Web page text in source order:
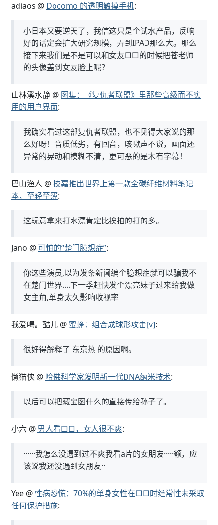
adiaos @ Docomo 的透明触摸手机:
小日本又要逆天了，我信这只是个试水产品，反响
好的话定会扩大研究规模，弄到IPAD那么大。那么
接下来我们是不是可以和女友□□的时候把苍老师
的头像盖到女友脸上呢？
山林溪水静 @ 图集：《复仇者联盟》里那些高级而不实
用的用户界面:
我确实看过这部复仇者联盟，也不见得大家说的那
么好呀！音质低劣，有回音，咳嗽声不说，画面还
异常的晃动和模糊不清，更可恶的是木有字幕！
巴山渔人 @技嘉推出世界上第一款全碳纤维材料笔记
本，至轻至薄:
这玩意拿来打水漂肯定比挨拍的打的多。
Jano @ 可怕的“楚门臆想症”:
你这些演员,以为发条新闻编个臆想症就可以骗我不
在楚门世界....下一季赶快发个漂亮妹子过来给我做
女主角,单身太久影响收视率
我爱喝。酷儿 @ 蜜蜂：组合成球形攻击[v]:
很好得解释了 东京热 的原因啊。
懒猫侠 @ 哈佛科学家发明新一代DNA纳米技术:
以后可以把藏宝图什么的直接传给孙子了。
小六 @ 男人看□□，女人很不爽:
······我怎么没遇到过不爽我看a片的女朋友·····额，应
该说我还没遇到女朋友··
Yee @性病恐慌：70%的单身女性在□□时经常性未采取
任何保护措施: